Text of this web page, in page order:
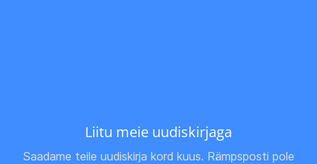
Liitu meie uudiskirjaga
Saadame teile uudiskirja kord kuus. Rämpsposti pole